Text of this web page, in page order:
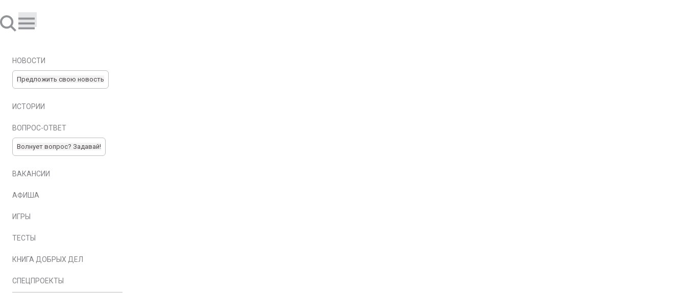
НОВОСТИ
Предложить свою новость
ИСТОРИИ
ВОПРОС-ОТВЕТ
Волнует вопрос? Задавай!
ВАКАНСИИ
АФИША
ИГРЫ
ТЕСТЫ
КНИГА ДОБРЫХ ДЕЛ
СПЕЦПРОЕКТЫ